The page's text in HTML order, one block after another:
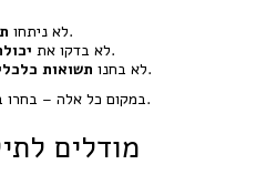
לא ניתחו.
לא בדקו אתשל הלווה.
לא בחנו תשואות
.
במקום כל אלה – בחרו ב"שווי שוק" שמבוסס על מחיר מנופח.
מודלים